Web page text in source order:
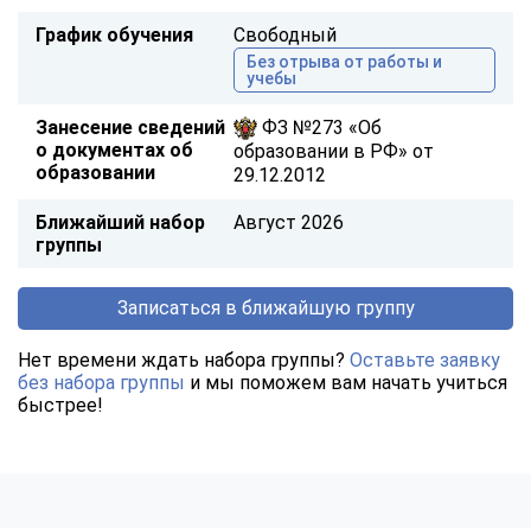
График обучения Свободный
Без отрыва от работы и
учебы
Занесение сведений
о документах об
образовании
ФЗ №273 «Об
образовании в РФ» от
29.12.2012
Ближайший набор
группы
Август 2026
Записаться в ближайшую группу
Нет времени ждать набора группы? Оставьте заявку
без набора группы и мы поможем вам начать учиться
быстрее!